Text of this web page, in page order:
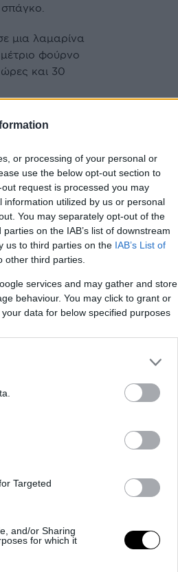
or processing of your personal or
use the below opt-out section to
request is processed you may
utilized by us or personal
You may separately opt-out of the
on the IAB’s list of downstream
us to third parties on the IAB’s List of
other third parties.
services and may gather and store
behaviour. You may click to grant or
data for below specified purposes
Targeted
and/or Sharing
for which it
μια λαμαρίνα
φούρνο
και 30
του
τα υγρά
ΜΕ ΑΡΝΙ